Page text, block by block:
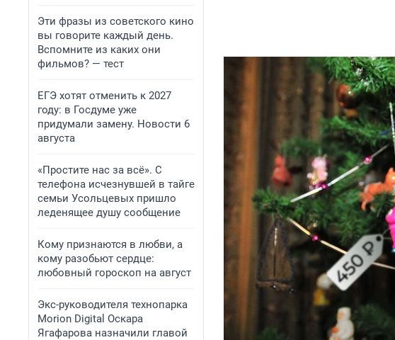
Эти фразы из советского кино
вы говорите каждый день.
Вспомните из каких они
фильмов? — тест
ЕГЭ хотят отменить к 2027
году: в Госдуме уже
придумали замену. Новости 6
августа
«Простите нас за всё». С
телефона исчезнувшей в тайге
семьи Усольцевых пришло
леденящее душу сообщение
Кому признаются в любви, а
кому разобьют сердце:
любовный гороскоп на август
Экс-руководителя технопарка
Morion Digital Оскара
Ягафарова назначили главой